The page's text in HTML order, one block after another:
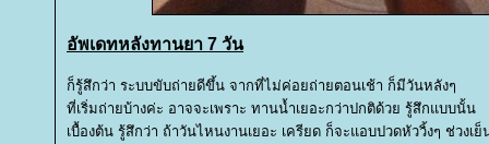
อัพเดทหลังทานยา 7 วัน
ก็รู้สึกว่า ระบบขับถ่ายดีขึ้น จากที่ไม่ค่อยถ่ายตอนเช้า ก็มีวันหลังๆ
ที่เริ่มถ่ายบ้างค่ะ อาจจะเพราะ ทานน้ำเยอะกว่าปกติด้วย รู้สึกแบบนั้น
เบื้องต้น รู้สึกว่า ถ้าวันไหนงานเยอะ เครียด ก็จะแอบปวดหัววิ้งๆ ช่วงเย็